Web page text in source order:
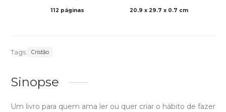
112 páginas 20.9 x 29.7 x 0.7 cm
Tags: Cristão
Sinopse
Um livro para quem ama ler ou quer criar o hábito de fazer